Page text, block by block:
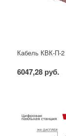
6047,28 руб.